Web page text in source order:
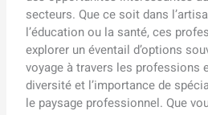
secteurs. Que ce soit dans
l’éducation ou la santé, ces
explorer un éventail d’options
voyage à travers les professions
diversité et l’importance de
le paysage professionnel. Que